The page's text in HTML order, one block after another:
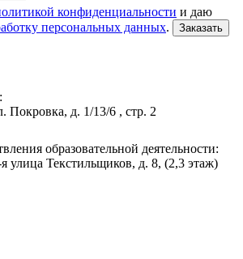
конфиденциальности и даю
персональных данных. Заказать
Покровка, д. 1/13/6 , стр. 2
образовательной деятельности:
улица Текстильщиков, д. 8, (2,3 этаж)